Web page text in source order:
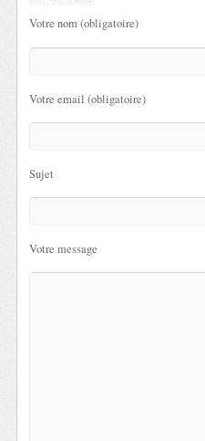
Votre nom (obligatoire)
Votre email (obligatoire)
Sujet
Votre message